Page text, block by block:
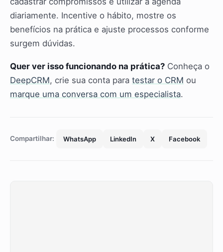
diariamente. Incentive o hábito, mostre os
benefícios na prática e ajuste processos conforme
surgem dúvidas.
Quer ver isso funcionando na prática? Conheça o
DeepCRM, crie sua conta para testar o CRM ou
marque uma conversa com um especialista.
Compartilhar: WhatsApp LinkedIn X Facebook